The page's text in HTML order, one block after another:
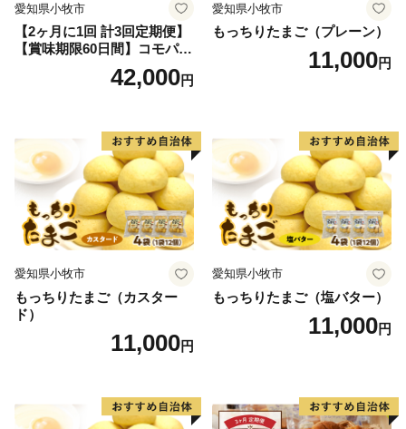
愛知県小牧市
【2ヶ月に1回 計3回定期便】
【賞味期限60日間】コモパ
ン ふるさとクロワッサンセ
ット（計90個）／災害用備蓄
42,000円
愛知県小牧市
もっちりたまご（プレーン）
11,000円
愛知県小牧市
もっちりたまご（カスター
ド）
11,000円
愛知県小牧市
もっちりたまご（塩バター）
11,000円